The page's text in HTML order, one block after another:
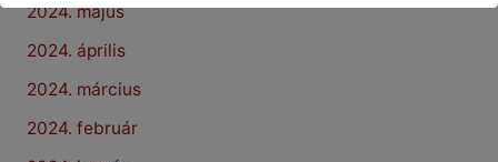
2024. május
2024. április
2024. március
2024. február